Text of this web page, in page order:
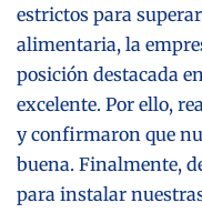
estrictos para
alimentaria, la
posición destacada
excelente. Por ello,
y confirmaron que
buena. Finalmente,
para instalar